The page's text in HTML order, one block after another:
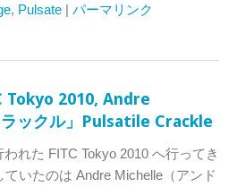
, Pulsate | パーマリンク
Tokyo 2010, Andre
ックル」Pulsatile Crackle
れた FITC Tokyo 2010 へ行ってき
いたのは Andre Michelle（アンド